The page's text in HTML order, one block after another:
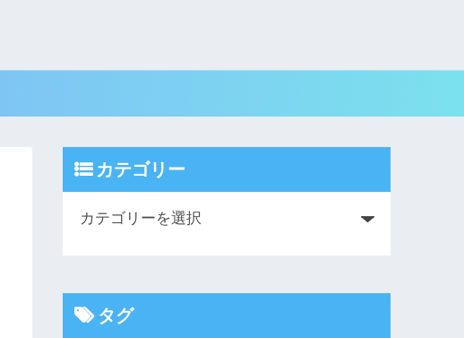
カテゴリー
タグ